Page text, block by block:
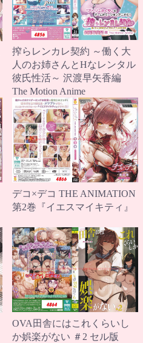
搾らレンカレ契約 ～働く大
人のお姉さんとHなレンタル
彼氏性活～ 沢渡早矢香編
The Motion Anime
デコ×デコ THE ANIMATION
第2巻『イエスマイキティ』
OVA田舎にはこれくらいし
か娯楽がない ＃2 セル版